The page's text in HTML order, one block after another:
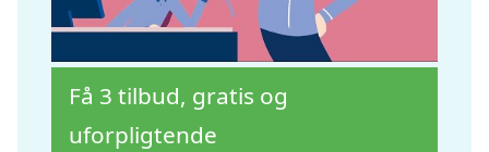
Få 3 tilbud, gratis og
uforpligtende